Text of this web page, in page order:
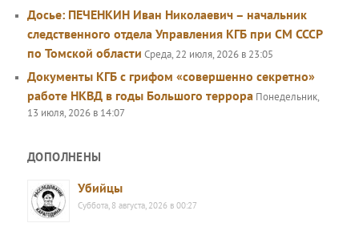
Досье: ПЕЧЕНКИН Иван Николаевич – начальник
следственного отдела Управления КГБ при СМ СССР
по Томской области Среда, 22 июля, 2026 в 23:05
Документы КГБ с грифом «совершенно секретно»
работе НКВД в годы Большого террора Понедельник,
13 июля, 2026 в 14:07
ДОПОЛНЕНЫ
Убийцы
Суббота, 8 августа, 2026 в 00:27